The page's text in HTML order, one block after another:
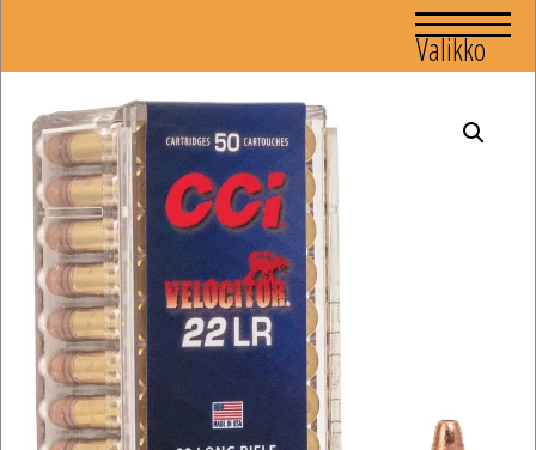
Valikko